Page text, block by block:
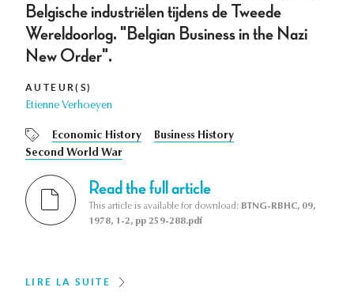
Belgische industriëlen tijdens de Tweede
Wereldoorlog. "Belgian Business in the Nazi
New Order".
AUTEUR(S)
Etienne Verhoeyen
Economic History
Business History
Second World War
Read the full article
This article is available for download: BTNG-RBHC, 09,
1978, 1-2, pp 259-288.pdf
LIRE LA SUITE